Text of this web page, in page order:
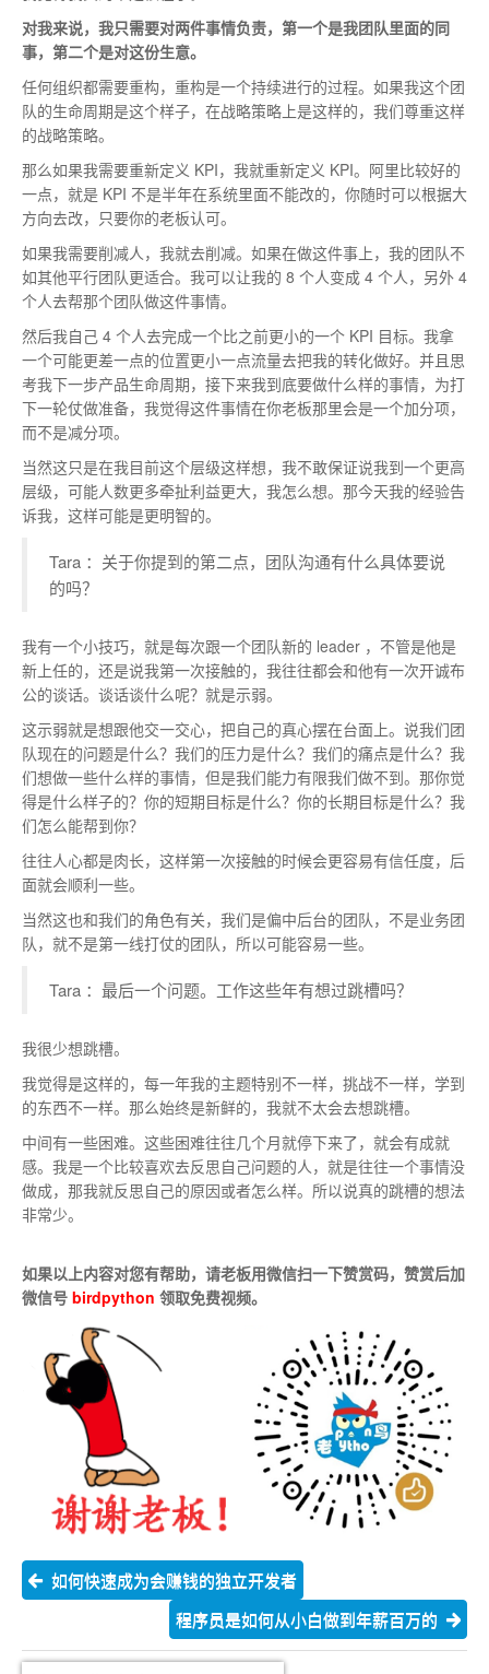
对我来说，我只需要对两件事情负责，第一个是我团队里面的同
事，第二个是对这份生意。
任何组织都需要重构，重构是一个持续进行的过程。如果我这个团
队的生命周期是这个样子，在战略策略上是这样的，我们尊重这样
的战略策略。
那么如果我需要重新定义 KPI，我就重新定义 KPI。阿里比较好的
一点，就是 KPI 不是半年在系统里面不能改的，你随时可以根据大
方向去改，只要你的老板认可。
如果我需要削减人，我就去削减。如果在做这件事上，我的团队不
如其他平行团队更适合。我可以让我的 8 个人变成 4 个人，另外 4
个人去帮那个团队做这件事情。
然后我自己 4 个人去完成一个比之前更小的一个 KPI 目标。我拿
一个可能更差一点的位置更小一点流量去把我的转化做好。并且思
考我下一步产品生命周期，接下来我到底要做什么样的事情，为打
下一轮仗做准备，我觉得这件事情在你老板那里会是一个加分项，
而不是减分项。
当然这只是在我目前这个层级这样想，我不敢保证说我到一个更高
层级，可能人数更多牵扯利益更大，我怎么想。那今天我的经验告
诉我，这样可能是更明智的。
Tara ：关于你提到的第二点，团队沟通有什么具体要说
的吗？
我有一个小技巧，就是每次跟一个团队新的 leader ，不管是他是
新上任的，还是说我第一次接触的，我往往都会和他有一次开诚布
公的谈话。谈话谈什么呢？就是示弱。
这示弱就是想跟他交一交心，把自己的真心摆在台面上。说我们团
队现在的问题是什么？我们的压力是什么？我们的痛点是什么？我
们想做一些什么样的事情，但是我们能力有限我们做不到。那你觉
得是什么样子的？你的短期目标是什么？你的长期目标是什么？我
们怎么能帮到你？
往往人心都是肉长，这样第一次接触的时候会更容易有信任度，后
面就会顺利一些。
当然这也和我们的角色有关，我们是偏中后台的团队，不是业务团
队，就不是第一线打仗的团队，所以可能容易一些。
Tara ：最后一个问题。工作这些年有想过跳槽吗？
我很少想跳槽。
我觉得是这样的，每一年我的主题特别不一样，挑战不一样，学到
的东西不一样。那么始终是新鲜的，我就不太会去想跳槽。
中间有一些困难。这些困难往往几个月就停下来了，就会有成就
感。我是一个比较喜欢去反思自己问题的人，就是往往一个事情没
做成，那我就反思自己的原因或者怎么样。所以说真的跳槽的想法
非常少。
如果以上内容对您有帮助，请老板用微信扫一下赞赏码，赞赏后加
微信号 birdpython 领取免费视频。
如何快速成为会赚钱的独立开发者
程序员是如何从小白做到年薪百万的